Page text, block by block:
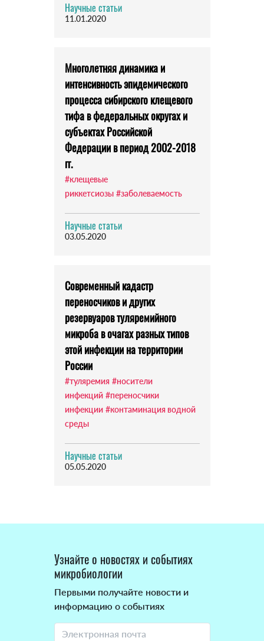
Научные статьи
11.01.2020
Многолетняя динамика и
интенсивность эпидемического
процесса сибирского клещевого
тифа в федеральных округах и
субъектах Российской
Федерации в период 2002-2018
гг.
#клещевые
риккетсиозы #заболеваемость
Научные статьи
03.05.2020
Современный кадастр
переносчиков и других
резервуаров туляремийного
микроба в очагах разных типов
этой инфекции на территории
России
#туляремия #носители
инфекций #переносчики
инфекции #контаминация водной
среды
Научные статьи
05.05.2020
Узнайте о новостях и событиях
микробиологии
Первыми получайте новости и
информацию о событиях